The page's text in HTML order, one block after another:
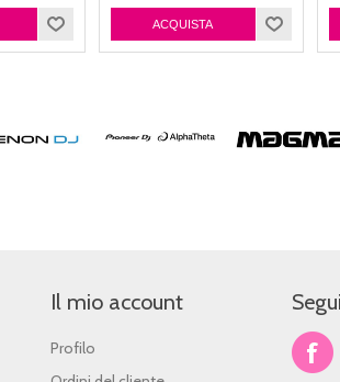
Il mio account
Profilo